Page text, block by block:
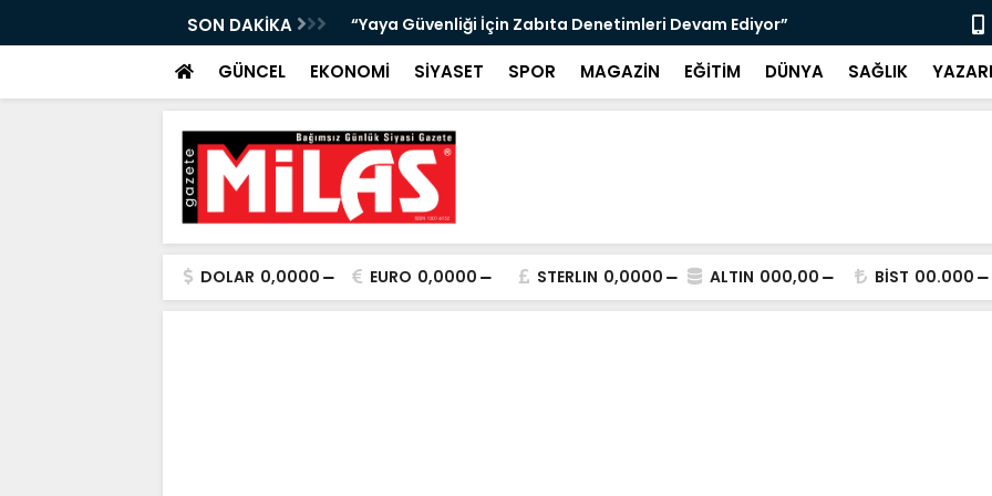
SON DAKİKA
Atıktan Hediyelik Ürünler” “Yaya Güvenliği İçin Zabıta Denetimleri Devam Ediyor” "Bir
GÜNCEL EKONOMİ SİYASET SPOR MAGAZİN EĞİTİM DÜNYA SAĞLIK
DOLAR 0,0000 EURO 0,0000 STERLIN 0,0000 ALTIN 000,00 BİST 00.000